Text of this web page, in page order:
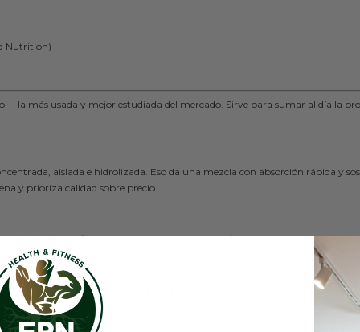
Nutrition)
-- la más usada y mejor estudiada del mercado. Sirve para sumar al día la
aislada e hidrolizada. Eso da una mezcla con absorción rápida y
y prioriza calidad sobre precio.
en 1,6 a 2,2 g/kg para deportistas, 0,8 a 1 g/kg sedentario). Restá lo